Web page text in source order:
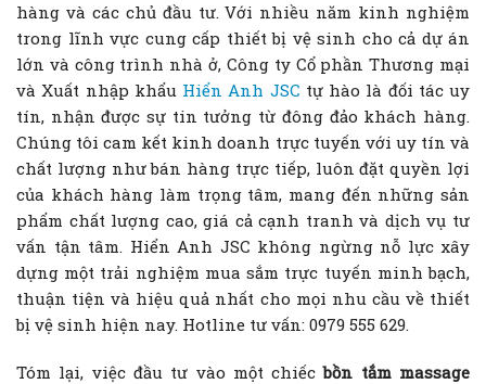
hàng và các chủ đầu tư. Với nhiều năm kinh nghiệm
trong lĩnh vực cung cấp thiết bị vệ sinh cho cả dự án
lớn và công trình nhà ở, Công ty Cổ phần Thương mại
và Xuất nhập khẩu Hiển Anh JSC tự hào là đối tác uy
tín, nhận được sự tin tưởng từ đông đảo khách hàng.
Chúng tôi cam kết kinh doanh trực tuyến với uy tín và
chất lượng như bán hàng trực tiếp, luôn đặt quyền lợi
của khách hàng làm trọng tâm, mang đến những sản
phẩm chất lượng cao, giá cả cạnh tranh và dịch vụ tư
vấn tận tâm. Hiển Anh JSC không ngừng nỗ lực xây
dựng một trải nghiệm mua sắm trực tuyến minh bạch,
thuận tiện và hiệu quả nhất cho mọi nhu cầu về thiết
bị vệ sinh hiện nay. Hotline tư vấn: 0979 555 629.
Tóm lại, việc đầu tư vào một chiếcbồn tắm massage